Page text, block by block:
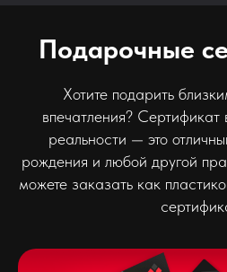
Подарочные
Хотите подарить
впечатления?
реальности — это
рождения и любой другой
можете заказать как